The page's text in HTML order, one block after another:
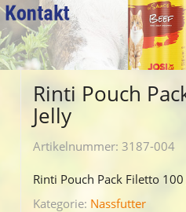
Rinti Pouch
Jelly
Artikelnummer: 3187-004
Rinti Pouch Pack Filetto 100
Kategorie: Nassfutter